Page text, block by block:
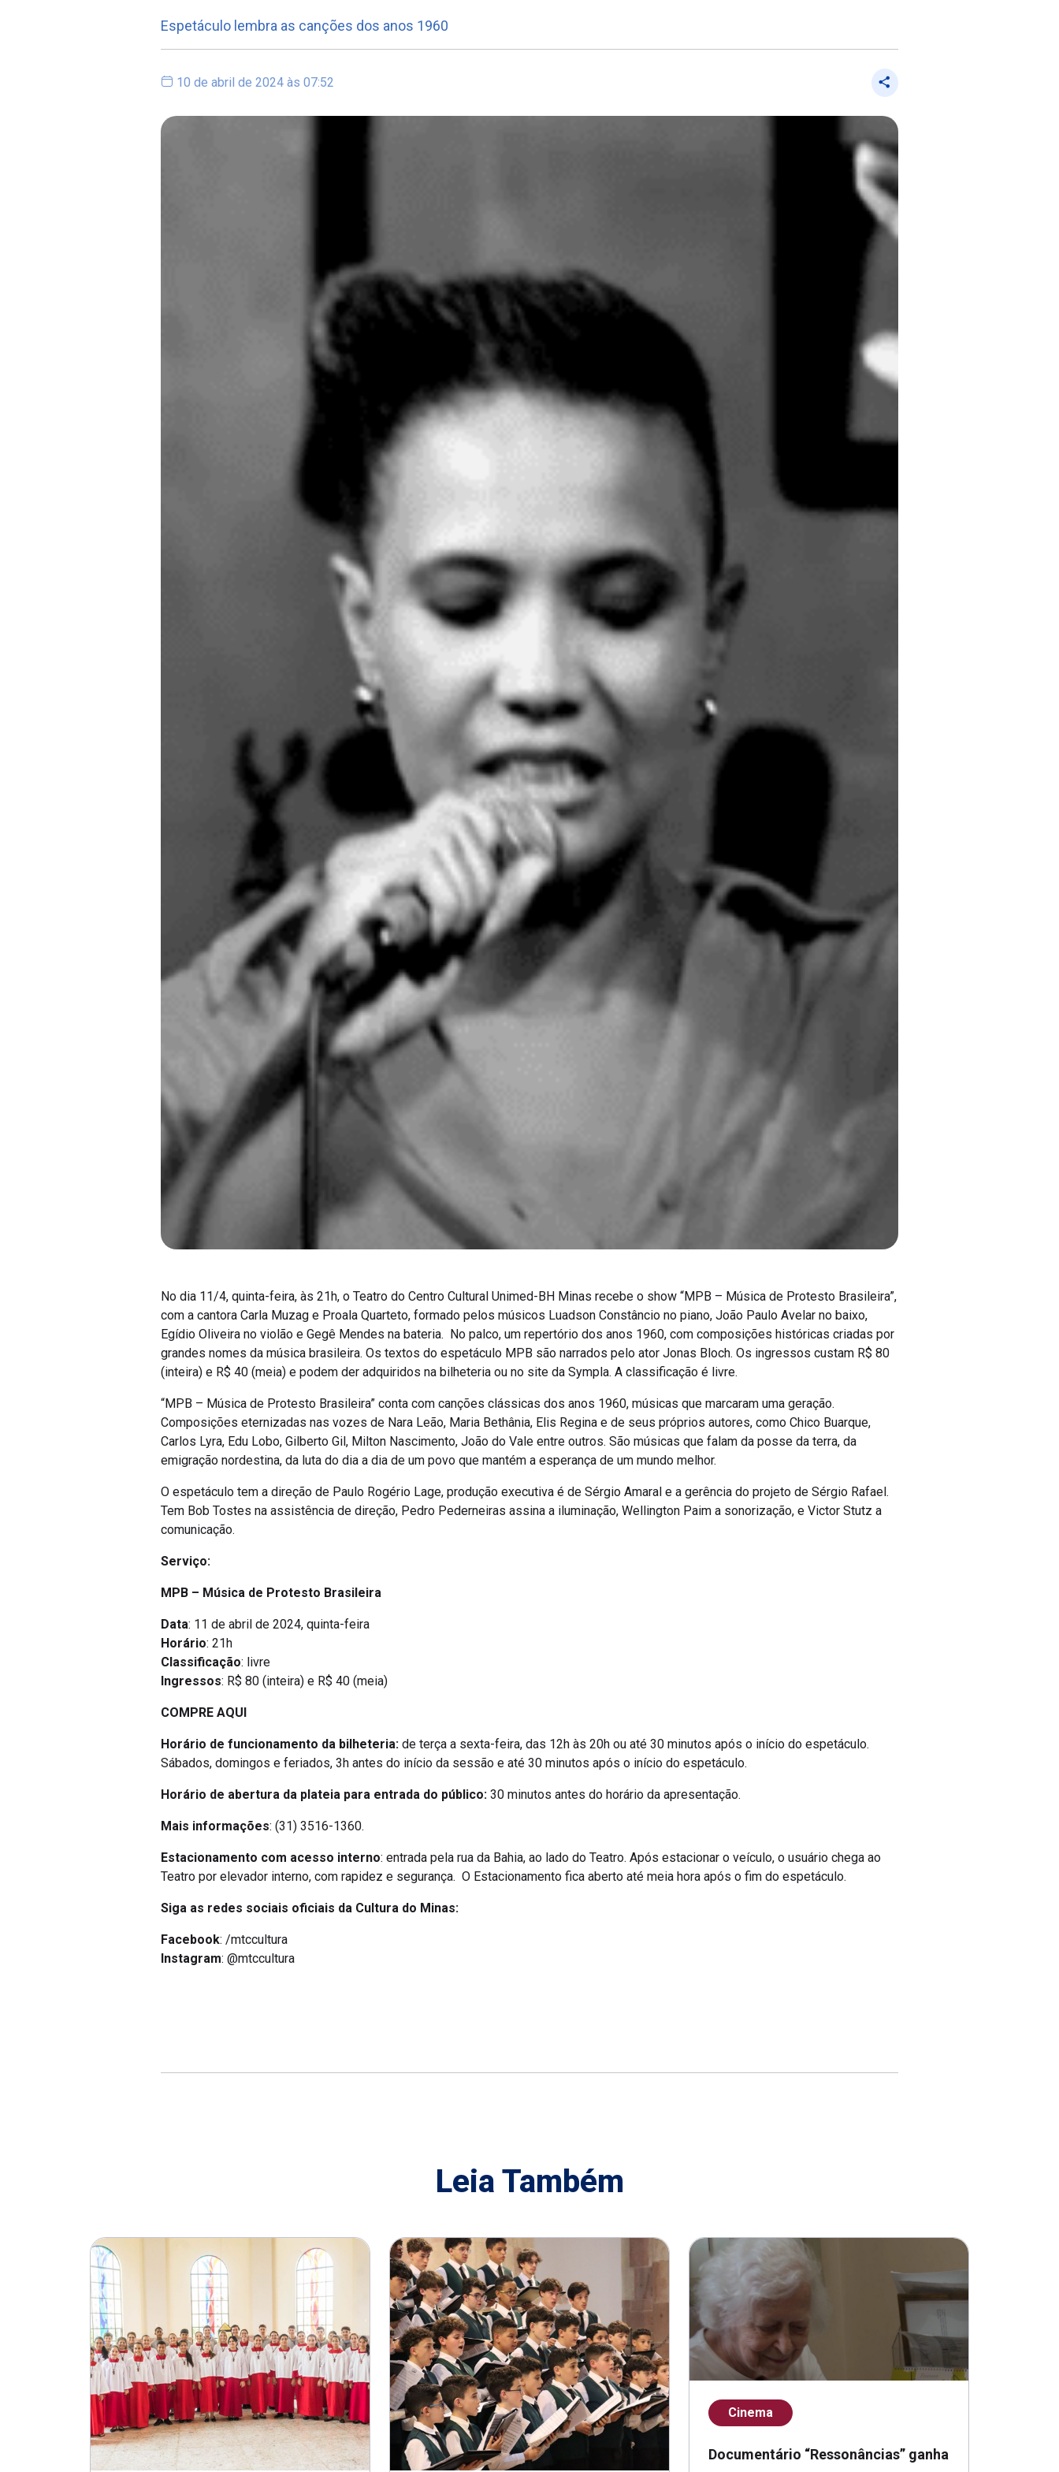
Espetáculo lembra as canções dos anos 1960
10 de abril de 2024 às 07:52
No dia 11/4, quinta-feira, às 21h, o Teatro do Centro Cultural Unimed-BH Minas recebe o show “MPB – Música de Protesto Brasileira”,
com a cantora Carla Muzag e Proala Quarteto, formado pelos músicos Luadson Constâncio no piano, João Paulo Avelar no baixo,
Egídio Oliveira no violão e Gegê Mendes na bateria. No palco, um repertório dos anos 1960, com composições históricas criadas por
grandes nomes da música brasileira. Os textos do espetáculo MPB são narrados pelo ator Jonas Bloch. Os ingressos custam R$ 80
(inteira) e R$ 40 (meia) e podem der adquiridos na bilheteria ou no site da Sympla. A classificação é livre.
“MPB – Música de Protesto Brasileira” conta com canções clássicas dos anos 1960, músicas que marcaram uma geração.
Composições eternizadas nas vozes de Nara Leão, Maria Bethânia, Elis Regina e de seus próprios autores, como Chico Buarque,
Carlos Lyra, Edu Lobo, Gilberto Gil, Milton Nascimento, João do Vale entre outros. São músicas que falam da posse da terra, da
emigração nordestina, da luta do dia a dia de um povo que mantém a esperança de um mundo melhor.
O espetáculo tem a direção de Paulo Rogério Lage, produção executiva é de Sérgio Amaral e a gerência do projeto de Sérgio Rafael.
Tem Bob Tostes na assistência de direção, Pedro Pederneiras assina a iluminação, Wellington Paim a sonorização, e Victor Stutz a
comunicação.
Serviço:
MPB – Música de Protesto Brasileira
Data: 11 de abril de 2024, quinta-feira
Horário: 21h
Classificação: livre
Ingressos: R$ 80 (inteira) e R$ 40 (meia)
COMPRE AQUI
Horário de funcionamento da bilheteria: de terça a sexta-feira, das 12h às 20h ou até 30 minutos após o início do espetáculo.
Sábados, domingos e feriados, 3h antes do início da sessão e até 30 minutos após o início do espetáculo.
Horário de abertura da plateia para entrada do público: 30 minutos antes do horário da apresentação.
Mais informações: (31) 3516-1360.
Estacionamento com acesso interno: entrada pela rua da Bahia, ao lado do Teatro. Após estacionar o veículo, o usuário chega ao
Teatro por elevador interno, com rapidez e segurança. O Estacionamento fica aberto até meia hora após o fim do espetáculo.
Siga as redes sociais oficiais da Cultura do Minas:
Facebook: /mtccultura
Instagram: @mtccultura
Leia Também
Cinema
Documentário “Ressonâncias” ganha